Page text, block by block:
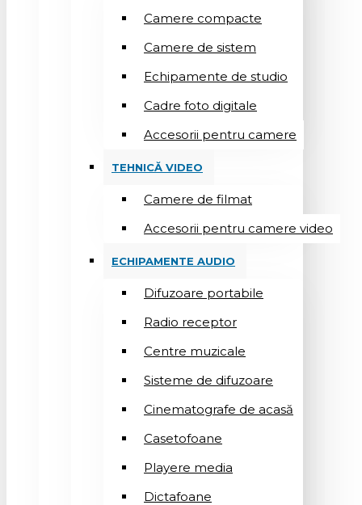
Camere compacte
Camere de sistem
Echipamente de studio
Cadre foto digitale
Accesorii pentru camere
TEHNICĂ VIDEO
Camere de filmat
Accesorii pentru camere video
ECHIPAMENTE AUDIO
Difuzoare portabile
Radio receptor
Centre muzicale
Sisteme de difuzoare
Cinematografe de acasă
Casetofoane
Playere media
Dictafoane